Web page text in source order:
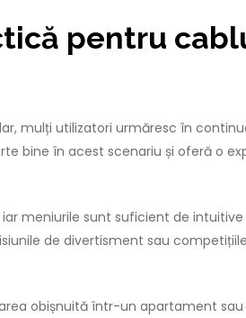
pentru
mulți utilizatori urmăresc în
bine în acest scenariu și oferă o
meniurile sunt suficient de
de divertisment sau
obișnuită într-un apartament